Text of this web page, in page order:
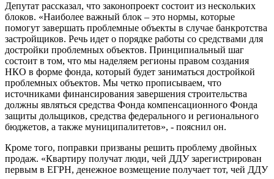
Депутат рассказал, что законопроект состоит из нескольких
блоков. «Наиболее важный блок – это нормы, которые
помогут завершать проблемные объекты в случае банкротства
застройщиков. Речь идет о порядке работы со средствами для
достройки проблемных объектов. Принципиальный шаг
состоит в том, что мы наделяем регионы правом создания
НКО в форме фонда, который будет заниматься достройкой
проблемных объектов. Мы четко прописываем, что
источниками финансирования завершения строительства
должны являться средства Фонда компенсационного Фонда
защиты дольщиков, средства федерального и регионального
бюджетов, а также муниципалитетов», - пояснил он.
Кроме того, поправки призваны решить проблему двойных
продаж. «Квартиру получат люди, чей ДДУ зарегистрирован
первым в ЕГРН, денежное возмещение получает тот, чей ДДУ